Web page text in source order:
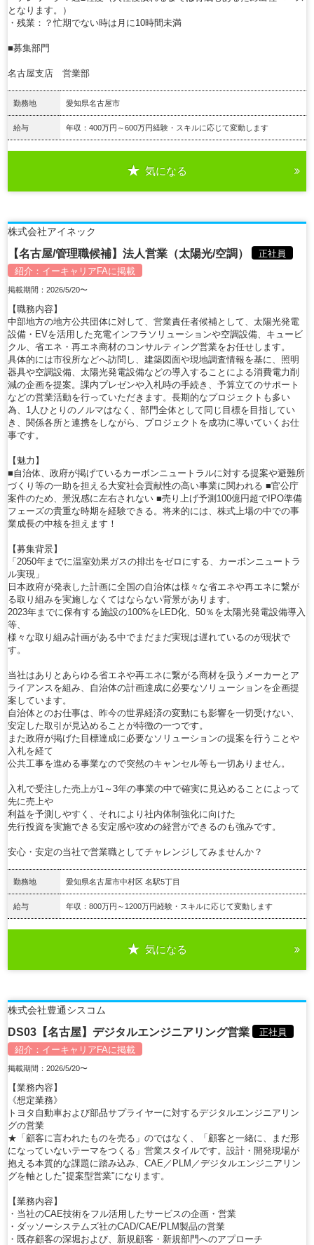
となります。）
・残業：？忙期でない時は月に10時間未満
■募集部門
名古屋支店 営業部
勤務地 愛知県名古屋市
給与 年収：400万円～600万円経験・スキルに応じて変動します
気になる
株式会社アイネック
【名古屋/管理職候補】法人営業（太陽光/空調）
正社員
紹介： イーキャリアFAに掲載
掲載期間：2026/5/20〜
【職務内容】
中部地方の地方公共団体に対して、営業責任者候補として、太陽光発電
設備・EVを活用した充電インフラソリューションや空調設備、キュービ
クル、省エネ・再エネ商材のコンサルティング営業をお任せします。
具体的には市役所などへ訪問し、建築図面や現地調査情報を基に、照明
器具や空調設備、太陽光発電設備などの導入することによる消費電力削
減の企画を提案。課内プレゼンや入札時の手続き、予算立てのサポート
などの営業活動を行っていただきます。長期的なプロジェクトも多い
為、1人ひとりのノルマはなく、部門全体として同じ目標を目指してい
き、関係各所と連携をしながら、プロジェクトを成功に導いていくお仕
事です。
【魅力】
■自治体、政府が掲げているカーボンニュートラルに対する提案や避難所
づくり等の一助を担える大変社会貢献性の高い事業に関われる ■官公庁
案件のため、景況感に左右されない ■売り上げ予測100億円超でIPO準備
フェーズの貴重な時期を経験できる。将来的には、株式上場の中での事
業成長の中核を担えます！
【募集背景】
「2050年までに温室効果ガスの排出をゼロにする、カーボンニュートラ
ル実現」
日本政府が発表した計画に全国の自治体は様々な省エネや再エネに繋が
る取り組みを実施しなくてはならない背景があります。
2023年までに保有する施設の100%をLED化、50％を太陽光発電設備導入
等、
様々な取り組み計画がある中でまだまだ実現は遅れているのが現状で
す。
当社はありとあらゆる省エネや再エネに繋がる商材を扱うメーカーとア
ライアンスを組み、自治体の計画達成に必要なソリューションを企画提
案しています。
自治体とのお仕事は、昨今の世界経済の変動にも影響を一切受けない、
安定した取引が見込めることが特徴の一つです。
また政府が掲げた目標達成に必要なソリューションの提案を行うことや
入札を経て
公共工事を進める事業なので突然のキャンセル等も一切ありません。
入札で受注した売上が1～3年の事業の中で確実に見込めることによって
先に売上や
利益を予測しやすく、それにより社内体制強化に向けた
先行投資を実施できる安定感や攻めの経営ができるのも強みです。
安心・安定の当社で営業職としてチャレンジしてみませんか？
勤務地 愛知県名古屋市中村区 名駅5丁目
給与 年収：800万円～1200万円経験・スキルに応じて変動します
気になる
株式会社豊通シスコム
DS03【名古屋】デジタルエンジニアリング営業
正社員
紹介： イーキャリアFAに掲載
掲載期間：2026/5/20〜
【業務内容】
《想定業務》
トヨタ自動車および部品サプライヤーに対するデジタルエンジニアリン
グの営業
★「顧客に言われたものを売る」のではなく、「顧客と一緒に、まだ形
になっていないテーマをつくる」営業スタイルです。設計・開発現場が
抱える本質的な課題に踏み込み、CAE／PLM／デジタルエンジニアリン
グを軸とした"提案型営業"になります。
【業務内容】
・当社のCAE技術をフル活用したサービスの企画・営業
・ダッソーシステムズ社のCAD/CAE/PLM製品の営業
・既存顧客の深堀および、新規顧客・新規部門へのアプローチ